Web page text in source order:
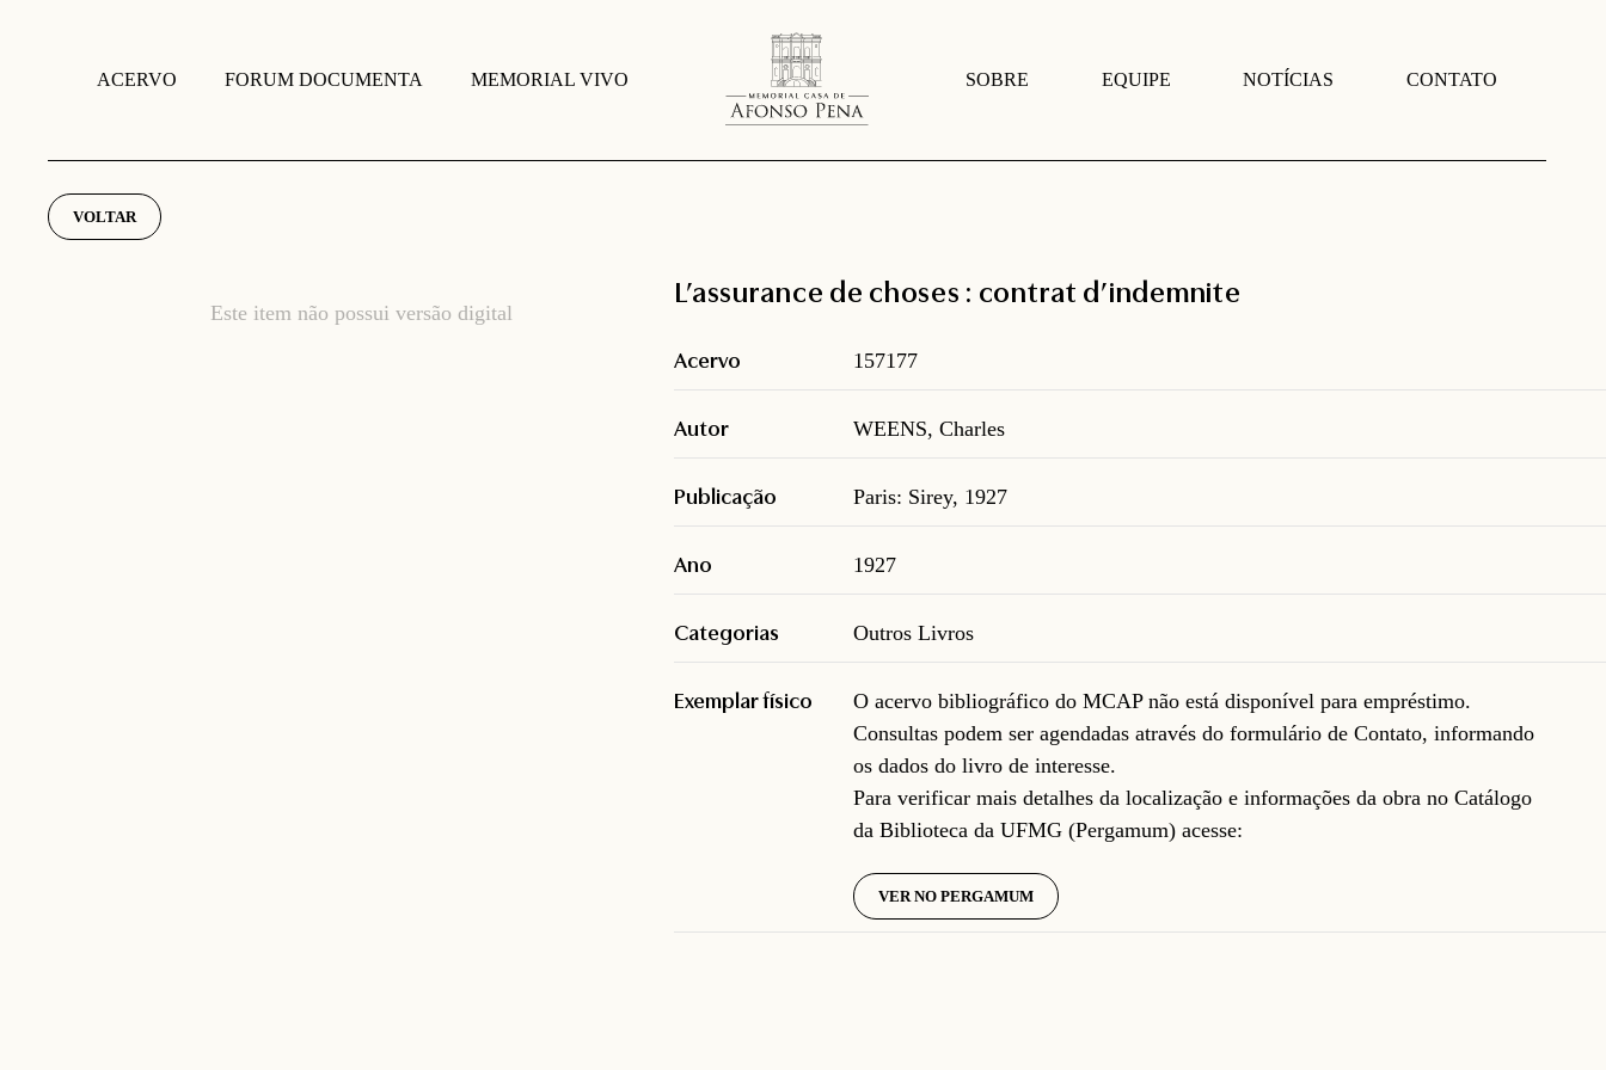
ACERVO FORUM DOCUMENTA MEMORIAL VIVO SOBRE EQUIPE NOTÍCIAS CONTATO
VOLTAR
Este item não possui versão digital
L’assurance de choses : contrat d’indemnite
Acervo 157177
Autor WEENS, Charles
Publicação Paris: Sirey, 1927
Ano 1927
Categorias Outros Livros
Exemplar físico
O acervo bibliográfico do MCAP não está disponível para empréstimo.
Consultas podem ser agendadas através do formulário deContato, informando
os dados do livro de interesse.
Para verificar mais detalhes da localização e informações da obra no Catálogo
da Biblioteca da UFMG (Pergamum) acesse:
VER NO PERGAMUM